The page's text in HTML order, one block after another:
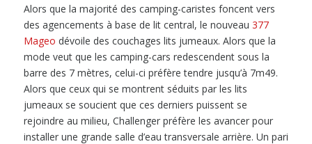
Alors que la majorité des camping-caristes foncent vers
des agencements à base de lit central, le nouveau 377
Mageo dévoile des couchages lits jumeaux. Alors que la
mode veut que les camping-cars redescendent sous la
barre des 7 mètres, celui-ci préfère tendre jusqu’à 7m49.
Alors que ceux qui se montrent séduits par les lits
jumeaux se soucient que ces derniers puissent se
rejoindre au milieu, Challenger préfère les avancer pour
installer une grande salle d’eau transversale arrière. Un pari